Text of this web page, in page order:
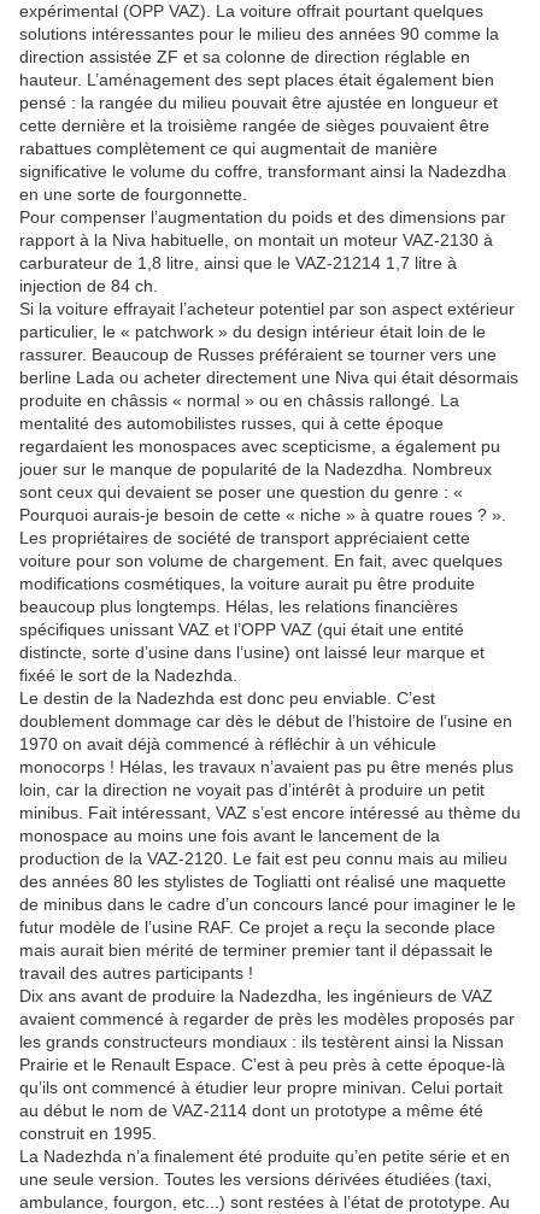
expérimental (OPP VAZ). La voiture offrait pourtant quelques
solutions intéressantes pour le milieu des années 90 comme la
direction assistée ZF et sa colonne de direction réglable en
hauteur. L’aménagement des sept places était également bien
pensé : la rangée du milieu pouvait être ajustée en longueur et
cette dernière et la troisième rangée de sièges pouvaient être
rabattues complètement ce qui augmentait de manière
significative le volume du coffre, transformant ainsi la Nadezdha
en une sorte de fourgonnette.
Pour compenser l’augmentation du poids et des dimensions par
rapport à la Niva habituelle, on montait un moteur VAZ-2130 à
carburateur de 1,8 litre, ainsi que le VAZ-21214 1,7 litre à
injection de 84 ch.
Si la voiture effrayait l’acheteur potentiel par son aspect extérieur
particulier, le « patchwork » du design intérieur était loin de le
rassurer. Beaucoup de Russes préféraient se tourner vers une
berline Lada ou acheter directement une Niva qui était désormais
produite en châssis « normal » ou en châssis rallongé. La
mentalité des automobilistes russes, qui à cette époque
regardaient les monospaces avec scepticisme, a également pu
jouer sur le manque de popularité de la Nadezdha. Nombreux
sont ceux qui devaient se poser une question du genre : «
Pourquoi aurais-je besoin de cette « niche » à quatre roues ? ».
Les propriétaires de société de transport appréciaient cette
voiture pour son volume de chargement. En fait, avec quelques
modifications cosmétiques, la voiture aurait pu être produite
beaucoup plus longtemps. Hélas, les relations financières
spécifiques unissant VAZ et l’OPP VAZ (qui était une entité
distincte, sorte d’usine dans l’usine) ont laissé leur marque et
fixéé le sort de la Nadezhda.
Le destin de la Nadezhda est donc peu enviable. C’est
doublement dommage car dès le début de l’histoire de l’usine en
1970 on avait déjà commencé à réfléchir à un véhicule
monocorps ! Hélas, les travaux n’avaient pas pu être menés plus
loin, car la direction ne voyait pas d’intérêt à produire un petit
minibus. Fait intéressant, VAZ s’est encore intéressé au thème du
monospace au moins une fois avant le lancement de la
production de la VAZ-2120. Le fait est peu connu mais au milieu
des années 80 les stylistes de Togliatti ont réalisé une maquette
de minibus dans le cadre d’un concours lancé pour imaginer le le
futur modèle de l’usine RAF. Ce projet a reçu la seconde place
mais aurait bien mérité de terminer premier tant il dépassait le
travail des autres participants !
Dix ans avant de produire la Nadezdha, les ingénieurs de VAZ
avaient commencé à regarder de près les modèles proposés par
les grands constructeurs mondiaux : ils testèrent ainsi la Nissan
Prairie et le Renault Espace. C’est à peu près à cette époque-là
qu’ils ont commencé à étudier leur propre minivan. Celui portait
au début le nom de VAZ-2114 dont un prototype a même été
construit en 1995.
La Nadezhda n’a finalement été produite qu’en petite série et en
une seule version. Toutes les versions dérivées étudiées (taxi,
ambulance, fourgon, etc...) sont restées à l’état de prototype. Au